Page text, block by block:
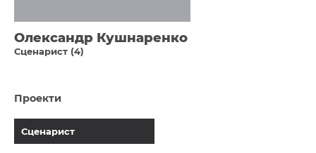
Олександр Кушнаренко
Сценарист (4)
Проекти
Сценарист